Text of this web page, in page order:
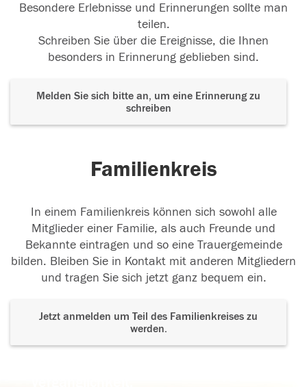
Besondere Erlebnisse und Erinnerungen sollte man
teilen.
Schreiben Sie über die Ereignisse, die Ihnen
besonders in Erinnerung geblieben sind.
Melden Sie sich bitte an, um eine Erinnerung zu
schreiben
Familienkreis
In einem Familienkreis können sich sowohl alle
Mitglieder einer Familie, als auch Freunde und
Bekannte eintragen und so eine Trauergemeinde
bilden. Bleiben Sie in Kontakt mit anderen Mitgliedern
und tragen Sie sich jetzt ganz bequem ein.
Jetzt anmelden um Teil des Familienkreises zu
werden.